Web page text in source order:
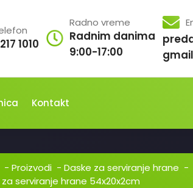
1010
Radno vreme
Radnim danima
9:00-17:00
Kontakt
- Proizvodi - Daske za serviranje hrane -
serviranje hrane 54x20x2cm